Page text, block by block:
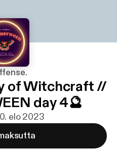
of Witchcraft //
day 4🔮
elo 2023